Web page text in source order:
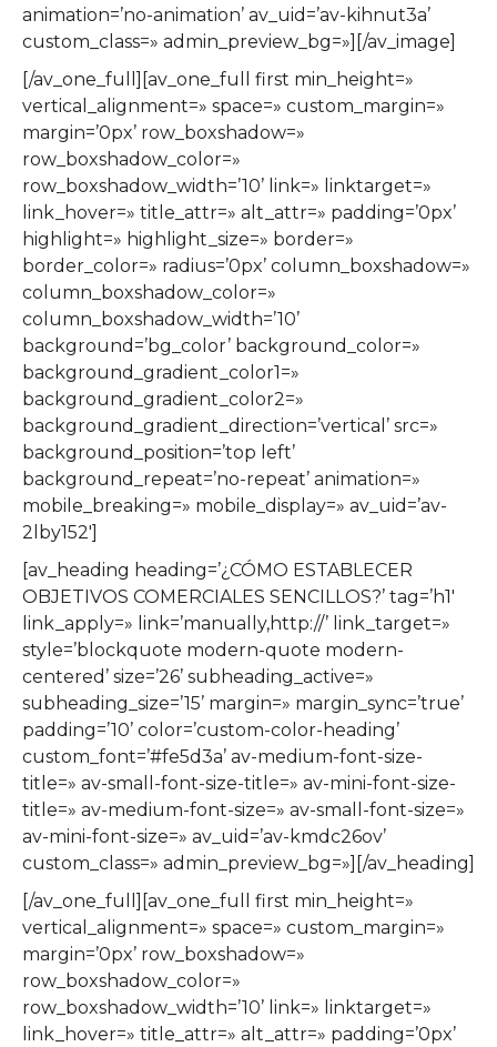
animation=’no-animation’ av_uid=’av-kihnut3a’
custom_class=» admin_preview_bg=»][/av_image]
[/av_one_full][av_one_full first min_height=»
vertical_alignment=» space=» custom_margin=»
margin=’0px’ row_boxshadow=»
row_boxshadow_color=»
row_boxshadow_width=’10’ link=» linktarget=»
link_hover=» title_attr=» alt_attr=» padding=’0px’
highlight=» highlight_size=» border=»
border_color=» radius=’0px’ column_boxshadow=»
column_boxshadow_color=»
column_boxshadow_width=’10’
background=’bg_color’ background_color=»
background_gradient_color1=»
background_gradient_color2=»
background_gradient_direction=’vertical’ src=»
background_position=’top left’
background_repeat=’no-repeat’ animation=»
mobile_breaking=» mobile_display=» av_uid=’av-
2lby152′]
[av_heading heading=’¿CÓMO ESTABLECER
OBJETIVOS COMERCIALES SENCILLOS?’ tag=’h1′
link_apply=» link=’manually,http://’ link_target=»
style=’blockquote modern-quote modern-
centered’ size=’26’ subheading_active=»
subheading_size=’15’ margin=» margin_sync=’true’
padding=’10’ color=’custom-color-heading’
custom_font=’#fe5d3a’ av-medium-font-size-
title=» av-small-font-size-title=» av-mini-font-size-
title=» av-medium-font-size=» av-small-font-size=»
av-mini-font-size=» av_uid=’av-kmdc26ov’
custom_class=» admin_preview_bg=»][/av_heading]
[/av_one_full][av_one_full first min_height=»
vertical_alignment=» space=» custom_margin=»
margin=’0px’ row_boxshadow=»
row_boxshadow_color=»
row_boxshadow_width=’10’ link=» linktarget=»
link_hover=» title_attr=» alt_attr=» padding=’0px’